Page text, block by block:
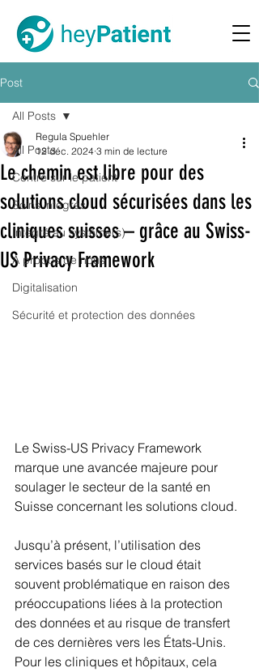
Post
All Posts
Centré sur le patient
Soins intégrés
Intégré au système(s)
A propos de nous
Digitalisation
Sécurité et protection des données
All Posts
Le chemin est libre pour des
solutions cloud sécurisées dans les
cliniques suisses – grâce au Swiss-
US Privacy Framework
Regula Spuehler
12 déc. 2024 3 min de lecture
Le Swiss-US Privacy Framework
marque une avancée majeure pour
soulager le secteur de la santé en
Suisse concernant les solutions cloud.
Jusqu’à présent, l’utilisation des
services basés sur le cloud était
souvent problématique en raison des
préoccupations liées à la protection
des données et au risque de transfert
de ces dernières vers les États-Unis.
Pour les cliniques et hôpitaux, cela